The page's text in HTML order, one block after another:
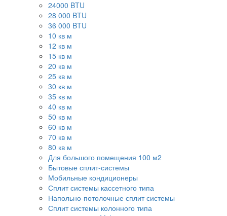
24000 BTU
28 000 BTU
36 000 BTU
10 кв м
12 кв м
15 кв м
20 кв м
25 кв м
30 кв м
35 кв м
40 кв м
50 кв м
60 кв м
70 кв м
80 кв м
Для большого помещения 100 м2
Бытовые сплит-системы
Мобильные кондиционеры
Сплит системы кассетного типа
Напольно-потолочные сплит системы
Сплит системы колонного типа